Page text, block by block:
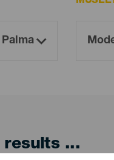
results ...